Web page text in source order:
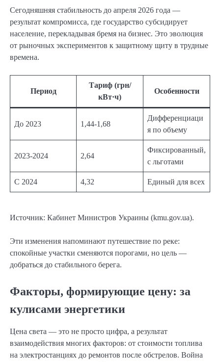
Сегодняшняя стабильность до апреля 2026 года —
результат компромисса, где государство субсидирует
население, перекладывая бремя на бизнес. Это эволюция
от рыночных экспериментов к защитному щиту в трудные
времена.
Период
Тариф (грн/
кВт·ч)
Особенности
До 2023 1,44-1,68
Дифференциаци
я по объему
2023-2024 2,64
Фиксированный,
с льготами
С 2024 4,32 Единый для всех
Источник: Кабинет Министров Украины (kmu.gov.ua).
Эти изменения напоминают путешествие по реке:
спокойные участки сменяются порогами, но цель —
добраться до стабильного берега.
Факторы, формирующие цену: за
кулисами энергетики
Цена света — это не просто цифра, а результат
взаимодействия многих факторов: от стоимости топлива
на электростанциях до ремонтов после обстрелов. Война